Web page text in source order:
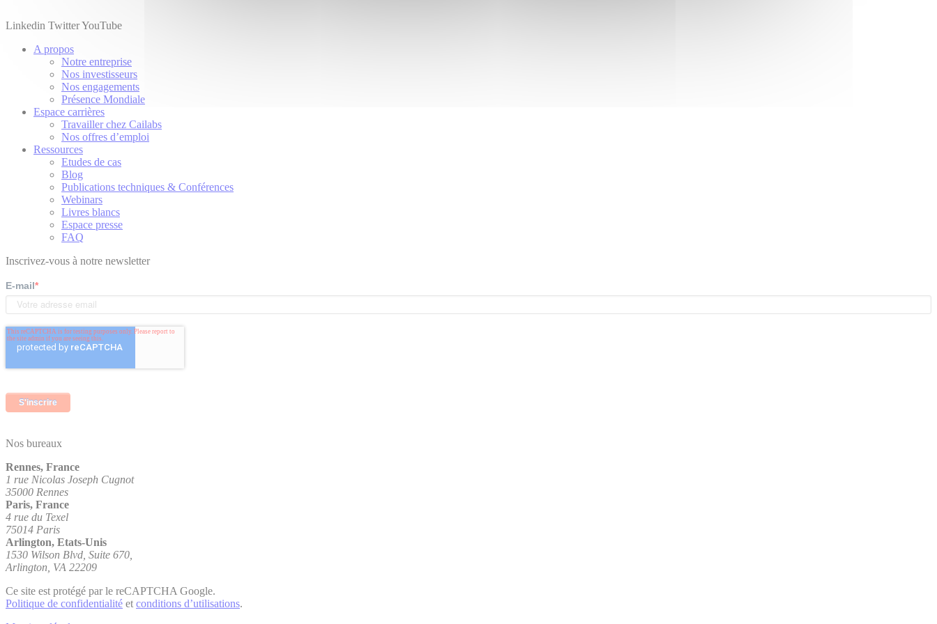
Linkedin TwitterYouTube
A propos
Notre entreprise
Nos investisseurs
Nos engagements
Présence Mondiale
Espace carrières
Travailler chez Cailabs
Nos offres d’emploi
Ressources
Etudes de cas
Blog
Publications techniques & Conférences
Webinars
Livres blancs
Espace presse
FAQ
Inscrivez-vous à notre newsletter
E-mail*
Nos bureaux
Rennes, France
1 rue Nicolas Joseph Cugnot
35000 Rennes
Paris, France
4 rue du Texel
75014 Paris
Arlington, Etats-Unis
1530 Wilson Blvd, Suite 670,
Arlington, VA 22209
Ce site est protégé par le reCAPTCHA Google.
Politique de confidentialité et conditions d’utilisations.